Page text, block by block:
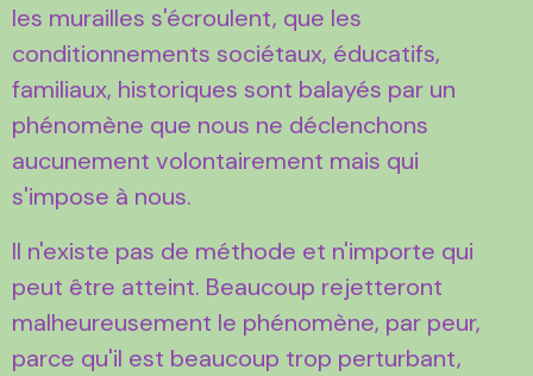
les murailles s'écroulent, que les
conditionnements sociétaux, éducatifs,
familiaux, historiques sont balayés par un
phénomène que nous ne déclenchons
aucunement volontairement mais qui
s'impose à nous.
Il n'existe pas de méthode et n'importe qui
peut être atteint. Beaucoup rejetteront
malheureusement le phénomène, par peur,
parce qu'il est beaucoup trop perturbant,